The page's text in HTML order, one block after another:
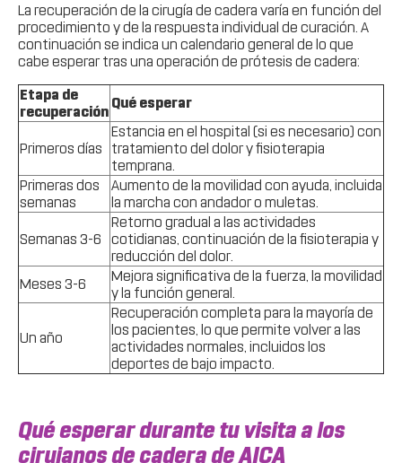
La recuperación de la cirugía de cadera varía en función del
procedimiento y de la respuesta individual de curación. A
continuación se indica un calendario general de lo que
cabe esperar tras una operación de prótesis de cadera:
Etapa de
recuperación
Qué esperar
Primeros días
Estancia en el hospital (si es necesario) con
tratamiento del dolor y fisioterapia
temprana.
Primeras dos
semanas
Aumento de la movilidad con ayuda, incluida
la marcha con andador o muletas.
Semanas 3-6
Retorno gradual a las actividades
cotidianas, continuación de la fisioterapia y
reducción del dolor.
Meses 3-6
Mejora significativa de la fuerza, la movilidad
y la función general.
Un año
Recuperación completa para la mayoría de
los pacientes, lo que permite volver a las
actividades normales, incluidos los
deportes de bajo impacto.
Qué esperar durante tu visita a los
cirujanos de cadera de AICA